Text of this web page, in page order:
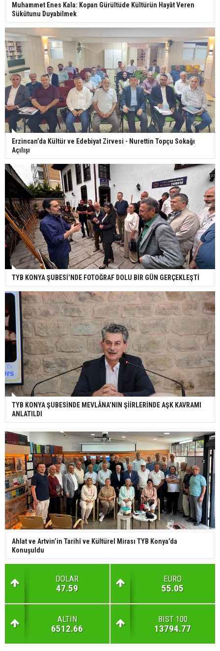
Muhammet Enes Kala: Kopan Gürültüde Kültürün Hayât Veren
Sükûtunu Duyabilmek
Erzincan’da Kültür ve Edebiyat Zirvesi - Nurettin Topçu Sokağı
Açılışı
TYB KONYA ŞUBESİ’NDE FOTOĞRAF DOLU BİR GÜN GERÇEKLEŞTİ
TYB KONYA ŞUBESİNDE MEVLÂNA’NIN ŞİİRLERİNDE AŞK KAVRAMI
ANLATILDI
Ahlat ve Artvin’in Tarihî ve Kültürel Mirası TYB Konya’da
Konuşuldu
DOLAR
47.59
EURO
55.05
ALTIN
6512.66
BIST 100
13794.77